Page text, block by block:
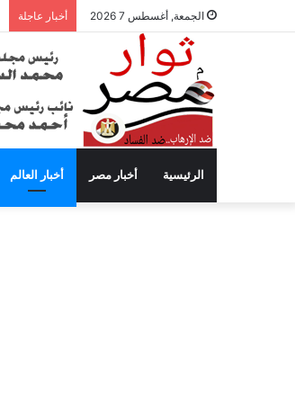
الجمعة, أغسطس 7 2026 أخبار عاجلة
الرئيسية أخبار مصر أخبار العالم